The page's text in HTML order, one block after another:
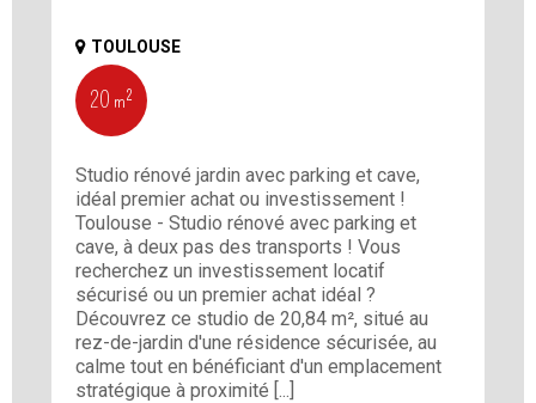
TOULOUSE
20 m²
Studio rénové jardin avec parking et cave,
idéal premier achat ou investissement !
Toulouse - Studio rénové avec parking et
cave, à deux pas des transports ! Vous
recherchez un investissement locatif
sécurisé ou un premier achat idéal ?
Découvrez ce studio de 20,84 m², situé au
rez-de-jardin d'une résidence sécurisée, au
calme tout en bénéficiant d'un emplacement
stratégique à proximité [...]